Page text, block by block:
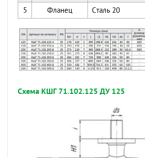
5 Фланец Сталь 20
Схема КШГ 71.102.125 ДУ 125